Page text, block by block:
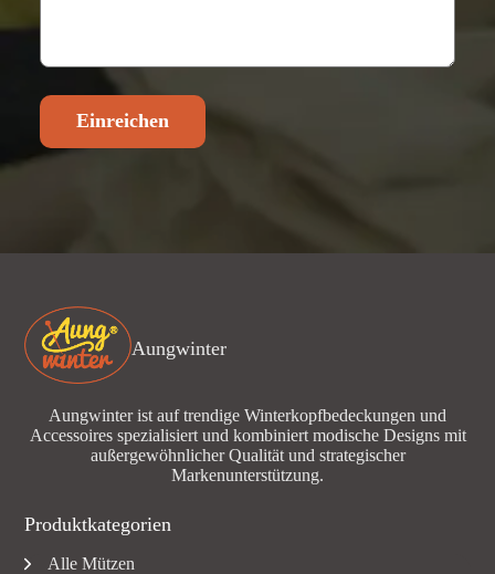
Einreichen
Aungwinter
Aungwinter ist auf trendige Winterkopfbedeckungen und
Accessoires spezialisiert und kombiniert modische Designs mit
außergewöhnlicher Qualität und strategischer
Markenunterstützung.
Produktkategorien
Alle Mützen